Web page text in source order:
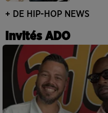
+ DE HIP-HOP NEWS
Invités ADO